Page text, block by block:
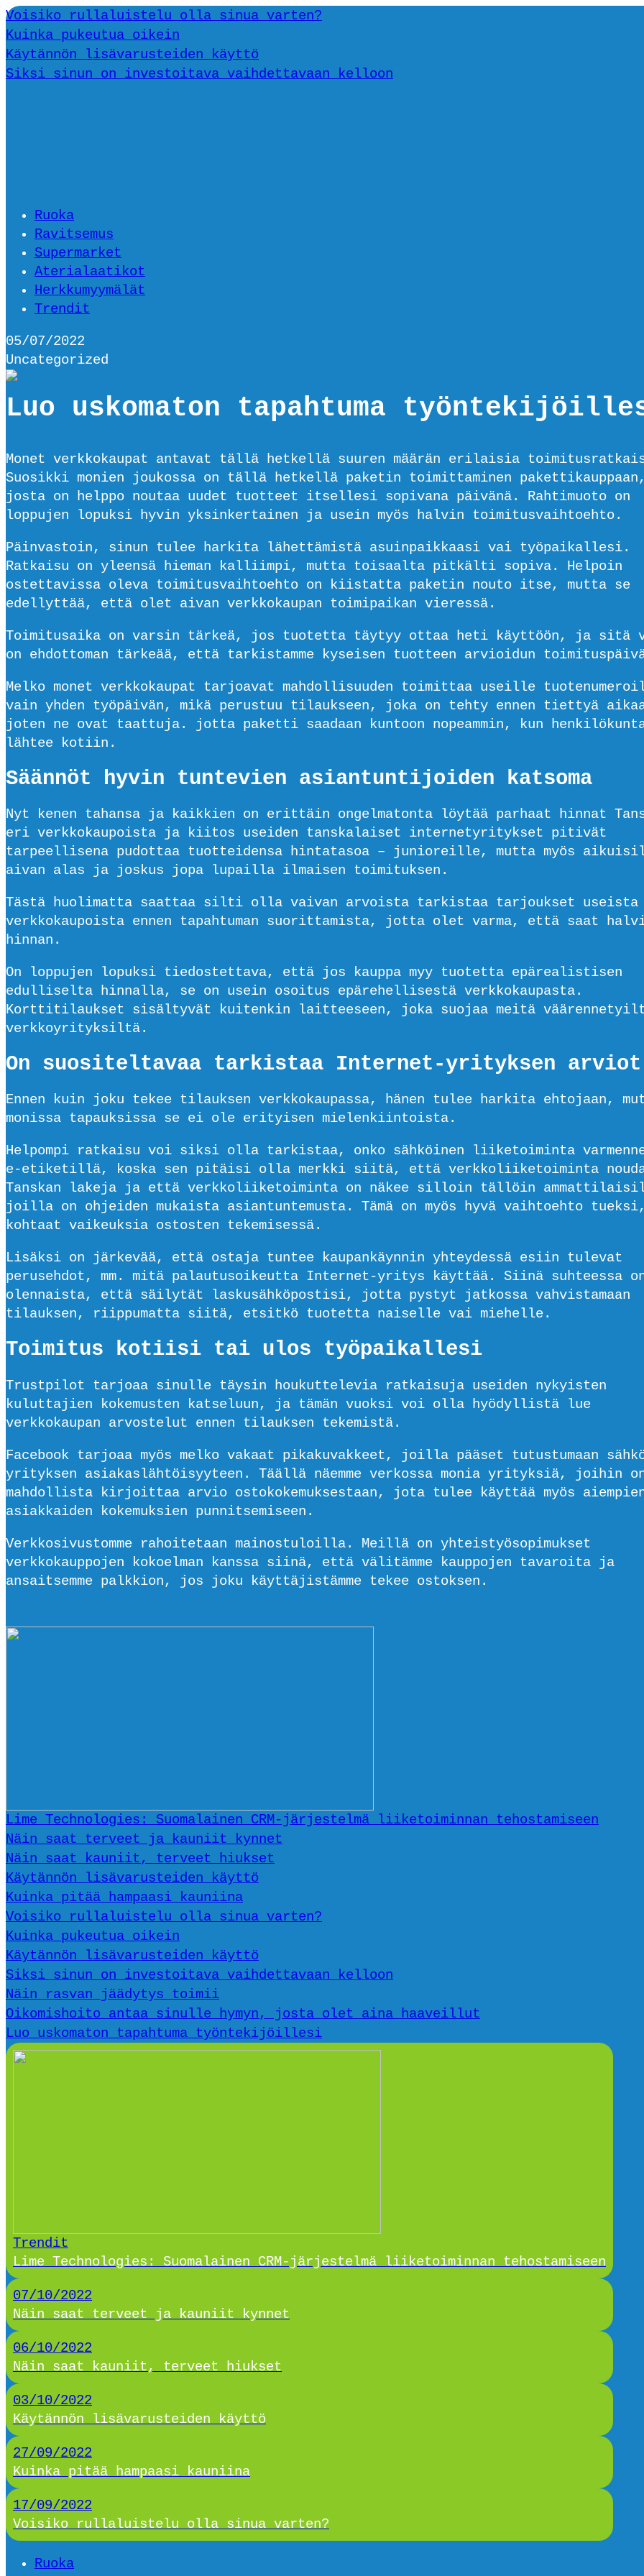
Voisiko rullaluistelu olla sinua varten?
Kuinka pukeutua oikein
Käytännön lisävarusteiden käyttö
Siksi sinun on investoitava vaihdettavaan kelloon
Ruoka
Ravitsemus
Supermarket
Aterialaatikot
Herkkumyymälät
Trendit
05/07/2022
Uncategorized
Luo uskomaton tapahtuma
Monet verkkokaupat antavat tällä hetkellä suuren määrän erilaisia
Suosikki monien joukossa on tällä hetkellä paketin toimittaminen pakettikauppaan,
josta on helppo noutaa uudet tuotteet itsellesi sopivana päivänä. Rahtimuoto on
loppujen lopuksi hyvin yksinkertainen ja usein myös halvin toimitusvaihtoehto.
Päinvastoin, sinun tulee harkita lähettämistä asuinpaikkaasi vai työpaikallesi.
Ratkaisu on yleensä hieman kalliimpi, mutta toisaalta pitkälti sopiva. Helpoin
ostettavissa oleva toimitusvaihtoehto on kiistatta paketin nouto itse, mutta se
edellyttää, että olet aivan verkkokaupan toimipaikan vieressä.
Toimitusaika on varsin tärkeä, jos tuotetta täytyy ottaa heti käyttöön, ja sitä
on ehdottoman tärkeää, että tarkistamme kyseisen tuotteen arvioidun
Melko monet verkkokaupat tarjoavat mahdollisuuden toimittaa useille
vain yhden työpäivän, mikä perustuu tilaukseen, joka on tehty ennen tiettyä
joten ne ovat taattuja. jotta paketti saadaan kuntoon nopeammin, kun
lähtee kotiin.
Säännöt hyvin tuntevien asiantuntijoiden katsoma
Nyt kenen tahansa ja kaikkien on erittäin ongelmatonta löytää parhaat hinnat
eri verkkokaupoista ja kiitos useiden tanskalaiset internetyritykset pitivät
tarpeellisena pudottaa tuotteidensa hintatasoa – junioreille, mutta myös
aivan alas ja joskus jopa lupailla ilmaisen toimituksen.
Tästä huolimatta saattaa silti olla vaivan arvoista tarkistaa tarjoukset
verkkokaupoista ennen tapahtuman suorittamista, jotta olet varma, että saat
hinnan.
On loppujen lopuksi tiedostettava, että jos kauppa myy tuotetta epärealistisen
edulliselta hinnalla, se on usein osoitus epärehellisestä verkkokaupasta.
Korttitilaukset sisältyvät kuitenkin laitteeseen, joka suojaa meitä
verkkoyrityksiltä.
On suositeltavaa tarkistaa Internet-yrityksen arviot
Ennen kuin joku tekee tilauksen verkkokaupassa, hänen tulee harkita ehtojaan,
monissa tapauksissa se ei ole erityisen mielenkiintoista.
Helpompi ratkaisu voi siksi olla tarkistaa, onko sähköinen liiketoiminta
e-etiketillä, koska sen pitäisi olla merkki siitä, että verkkoliiketoiminta
Tanskan lakeja ja että verkkoliiketoiminta on näkee silloin tällöin
joilla on ohjeiden mukaista asiantuntemusta. Tämä on myös hyvä vaihtoehto
kohtaat vaikeuksia ostosten tekemisessä.
Lisäksi on järkevää, että ostaja tuntee kaupankäynnin yhteydessä esiin tulevat
perusehdot, mm. mitä palautusoikeutta Internet-yritys käyttää. Siinä suhteessa on
olennaista, että säilytät laskusähköpostisi, jotta pystyt jatkossa vahvistamaan
tilauksen, riippumatta siitä, etsitkö tuotetta naiselle vai miehelle.
Toimitus kotiisi tai ulos työpaikallesi
Trustpilot tarjoaa sinulle täysin houkuttelevia ratkaisuja useiden nykyisten
kuluttajien kokemusten katseluun, ja tämän vuoksi voi olla hyödyllistä lue
verkkokaupan arvostelut ennen tilauksen tekemistä.
Facebook tarjoaa myös melko vakaat pikakuvakkeet, joilla pääset tutustumaan
yrityksen asiakaslähtöisyyteen. Täällä näemme verkossa monia yrityksiä, joihin
mahdollista kirjoittaa arvio ostokokemuksestaan, jota tulee käyttää myös
asiakkaiden kokemuksien punnitsemiseen.
Verkkosivustomme rahoitetaan mainostuloilla. Meillä on yhteistyösopimukset
verkkokauppojen kokoelman kanssa siinä, että välitämme kauppojen tavaroita ja
ansaitsemme palkkion, jos joku käyttäjistämme tekee ostoksen.
Lime Technologies: Suomalainen CRM-järjestelmä liiketoiminnan tehostamiseen
Näin saat terveet ja kauniit kynnet
Näin saat kauniit, terveet hiukset
Käytännön lisävarusteiden käyttö
Kuinka pitää hampaasi kauniina
Voisiko rullaluistelu olla sinua varten?
Kuinka pukeutua oikein
Käytännön lisävarusteiden käyttö
Siksi sinun on investoitava vaihdettavaan kelloon
Näin rasvan jäädytys toimii
Oikomishoito antaa sinulle hymyn, josta olet aina haaveillut
Luo uskomaton tapahtuma työntekijöillesi
Trendit
Lime Technologies: Suomalainen CRM-järjestelmä liiketoiminnan tehostamiseen
07/10/2022
Näin saat terveet ja kauniit kynnet
06/10/2022
Näin saat kauniit, terveet hiukset
03/10/2022
Käytännön lisävarusteiden käyttö
27/09/2022
Kuinka pitää hampaasi kauniina
17/09/2022
Voisiko rullaluistelu olla sinua varten?
Ruoka